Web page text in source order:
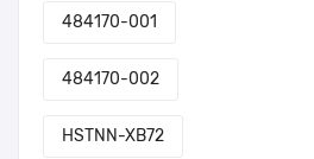
484170-001
484170-002
HSTNN-XB72